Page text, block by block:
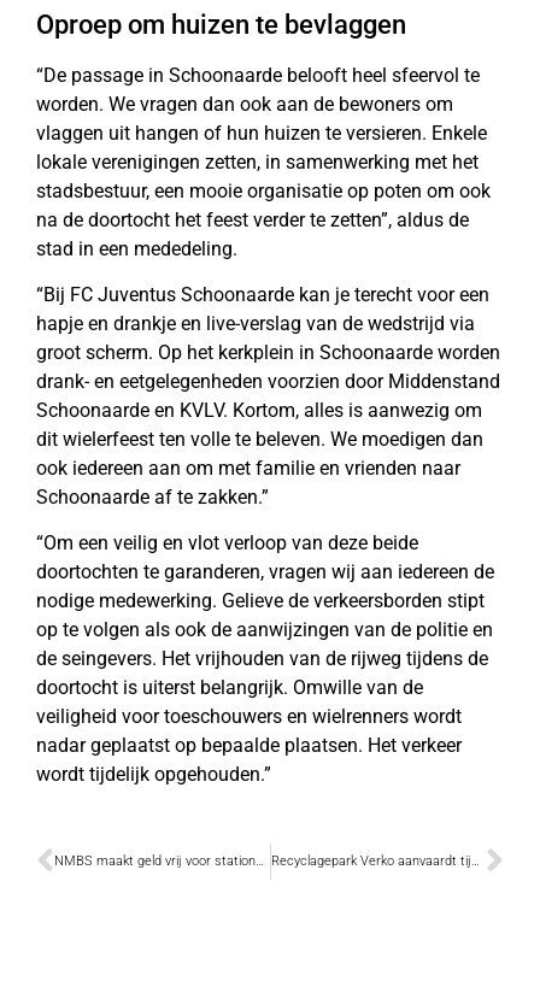
Oproep om huizen te bevlaggen
“De passage in Schoonaarde belooft heel sfeervol te
worden. We vragen dan ook aan de bewoners om
vlaggen uit hangen of hun huizen te versieren. Enkele
lokale verenigingen zetten, in samenwerking met het
stadsbestuur, een mooie organisatie op poten om ook
na de doortocht het feest verder te zetten”, aldus de
stad in een mededeling.
“Bij FC Juventus Schoonaarde kan je terecht voor een
hapje en drankje en live-verslag van de wedstrijd via
groot scherm. Op het kerkplein in Schoonaarde worden
drank- en eetgelegenheden voorzien door Middenstand
Schoonaarde en KVLV. Kortom, alles is aanwezig om
dit wielerfeest ten volle te beleven. We moedigen dan
ook iedereen aan om met familie en vrienden naar
Schoonaarde af te zakken.”
“Om een veilig en vlot verloop van deze beide
doortochten te garanderen, vragen wij aan iedereen de
nodige medewerking. Gelieve de verkeersborden stipt
op te volgen als ook de aanwijzingen van de politie en
de seingevers. Het vrijhouden van de rijweg tijdens de
doortocht is uiterst belangrijk. Omwille van de
veiligheid voor toeschouwers en wielrenners wordt
nadar geplaatst op bepaalde plaatsen. Het verkeer
wordt tijdelijk opgehouden.”
NMBS maakt geld vrij voor stationsomgeving Recyclagepark Verko aanvaardt tijdelijk huisvuilzakken